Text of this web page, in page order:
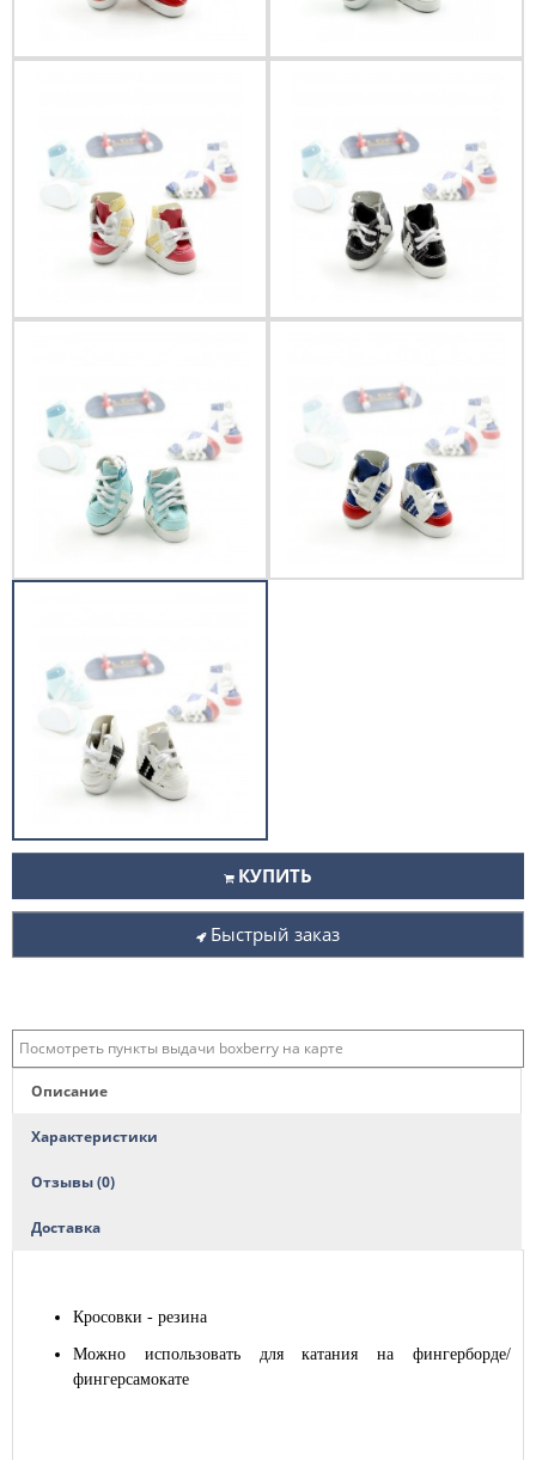
КУПИТЬ
Быстрый заказ
Посмотреть пункты выдачи boxberry на карте
Описание
Характеристики
Отзывы (0)
Доставка
Кросовки - резина
Можно использовать для катания на фингерборде/
фингерсамокате